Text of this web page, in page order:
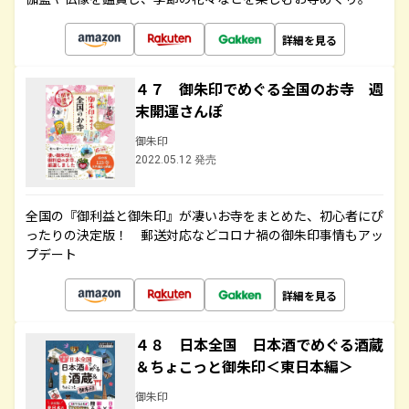
詳細を見る
４７ 御朱印でめぐる全国のお寺 週
末開運さんぽ
御朱印
2022.05.12 発売
全国の『御利益と御朱印』が凄いお寺をまとめた、初心者にぴ
ったりの決定版！ 郵送対応などコロナ禍の御朱印事情もアッ
プデート
詳細を見る
４８ 日本全国 日本酒でめぐる酒蔵
＆ちょこっと御朱印＜東日本編＞
御朱印